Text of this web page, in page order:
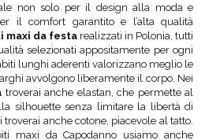
non solo per il design alla moda e
il comfort garantito e l’alta qualità
maxi da festa realizzati in Polonia, tutti
selezionati appositamente per ogni
lunghi aderenti valorizzano meglio le
avvolgono liberamente il corpo. Nei
troverai anche elastan, che permette al
silhouette senza limitare la libertà di
anche cotone, piacevole al tatto.
maxi da Capodanno usiamo anche